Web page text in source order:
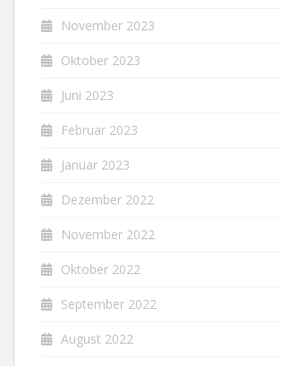
November 2023
Oktober 2023
Juni 2023
Februar 2023
Januar 2023
Dezember 2022
November 2022
Oktober 2022
September 2022
August 2022